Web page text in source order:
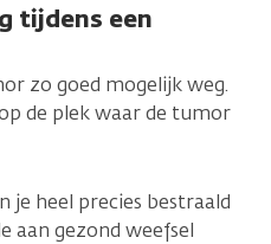
tijdens een
zo goed mogelijk weg.
de plek waar de tumor
je heel precies bestraald
aan gezond weefsel